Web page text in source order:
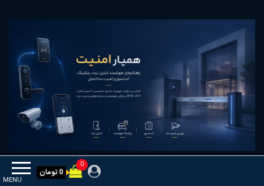
MENU
0
0 تومان